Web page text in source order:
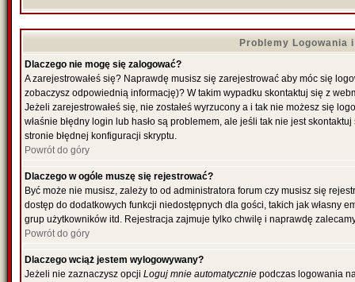
Problemy Logowania
Dlaczego nie mogę się zalogować?
A zarejestrowałeś się? Naprawdę musisz się zarejestrować aby móc się
zobaczysz odpowiednią informację)? W takim wypadku skontaktuj się z
Jeżeli zarejestrowałeś się, nie zostałeś wyrzucony a i tak nie możesz się
właśnie błędny login lub hasło są problemem, ale jeśli tak nie jest
stronie błędnej konfiguracji skryptu.
Powrót do góry
Dlaczego w ogóle muszę się rejestrować?
Być może nie musisz, zależy to od administratora forum czy musisz się
dostęp do dodatkowych funkcji niedostępnych dla gości, takich jak własny
grup użytkowników itd. Rejestracja zajmuje tylko chwilę i naprawdę
Powrót do góry
Dlaczego wciąż jestem wylogowywany?
Jeżeli nie zaznaczysz opcji Loguj mnie automatycznie podczas logowania